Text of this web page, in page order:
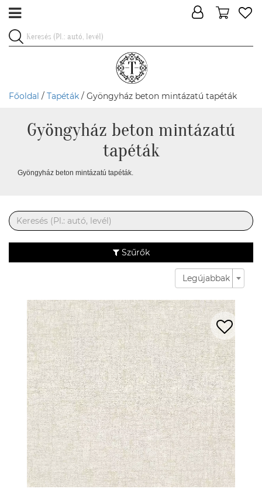
Főoldal / Tapéták / Gyöngyház beton mintázatú tapéták
Gyöngyház beton mintázatú
tapéták
Gyöngyház beton mintázatú tapéták.
Szűrők
Legújabbak